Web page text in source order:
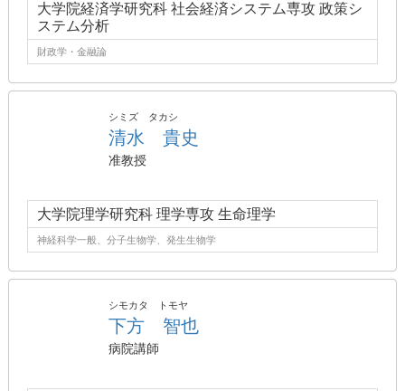
大学院経済学研究科 社会経済システム専攻 政策シ
ステム分析
財政学・金融論
シミズ タカシ
清水 貴史
准教授
大学院理学研究科 理学専攻 生命理学
神経科学一般、分子生物学、発生生物学
シモカタ トモヤ
下方 智也
病院講師